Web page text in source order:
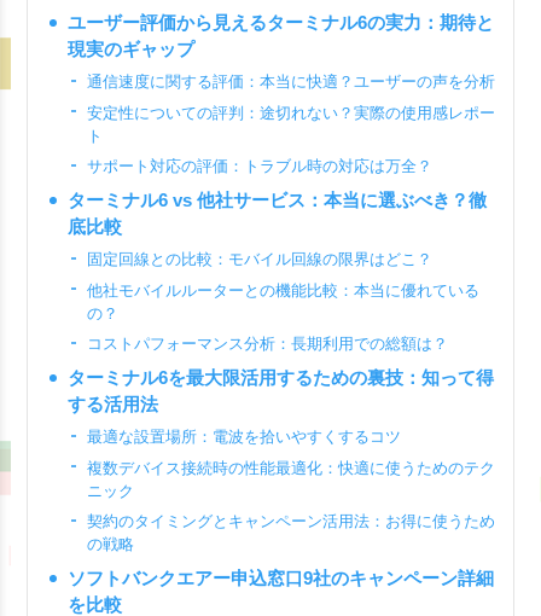
ユーザー評価から見えるターミナル6の実力：期待と
現実のギャップ
通信速度に関する評価：本当に快適？ユーザーの声を分析
安定性についての評判：途切れない？実際の使用感レポー
ト
サポート対応の評価：トラブル時の対応は万全？
ターミナル6 vs 他社サービス：本当に選ぶべき？徹
底比較
固定回線との比較：モバイル回線の限界はどこ？
他社モバイルルーターとの機能比較：本当に優れている
の？
コストパフォーマンス分析：長期利用での総額は？
ターミナル6を最大限活用するための裏技：知って得
する活用法
最適な設置場所：電波を拾いやすくするコツ
複数デバイス接続時の性能最適化：快適に使うためのテク
ニック
契約のタイミングとキャンペーン活用法：お得に使うため
の戦略
ソフトバンクエアー申込窓口9社のキャンペーン詳細
を比較